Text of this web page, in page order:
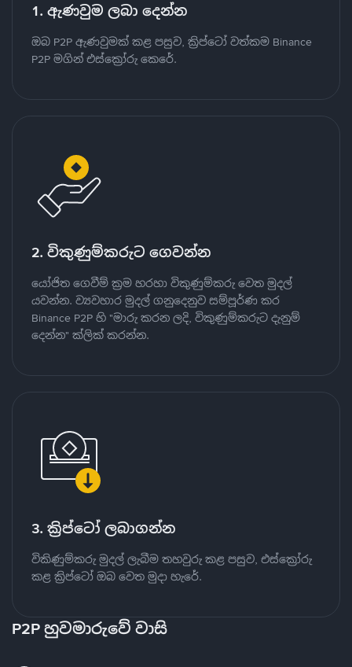
1. ඇණවුම ලබා දෙන්න
ඔබ P2P ඇණවුමක් කළ පසුව, ක්‍රිප්ටෝ වත්කම Binance
P2P මගින් එස්ක්‍රෝරු කෙරේ.
2. විකුණුම්කරුට ගෙවන්න
යෝජිත ගෙවීම් ක්‍රම හරහා විකුණුම්කරු වෙත මුදල්
යවන්න. ව්‍යවහාර මුදල් ගනුදෙනුව සම්පූර්ණ කර
Binance P2P හි "මාරු කරන ලදි, විකුණුම්කරුට දැනුම්
දෙන්න" ක්ලික් කරන්න.
3. ක්‍රිප්ටෝ ලබාගන්න
විකිණුම්කරු මුදල් ලැබීම තහවුරු කළ පසුව, එස්ක්‍රෝරු
කළ ක්‍රිප්ටෝ ඔබ වෙත මුදා හැරේ.
P2P හුවමාරුවේ වාසි